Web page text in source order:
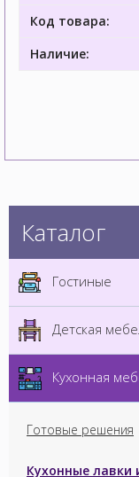
Код товара:
Наличие:
Каталог
Гостиные
Детская
Кухонная
Готовые решения
Кухонные лавки